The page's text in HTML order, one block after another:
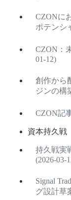
CZONに
ポテンシ
CZON：
01-12)
創作から
ジンの構
CZON記
資本持久戦
持久戦実
(2026-03-
Signal
グ設計草